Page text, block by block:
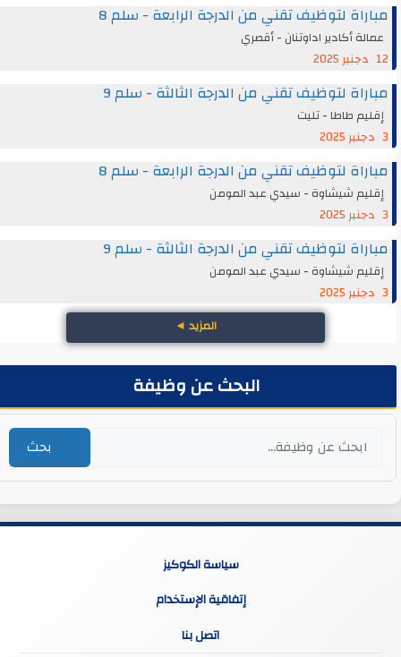
مباراة لتوظيف تقني من الدرجة الرابعة - سلم 8
عمالة أكادير اداوتنان - أقصري
12 دجنبر 2025
مباراة لتوظيف تقني من الدرجة الثالثة - سلم 9
إقليم طاطا - تليت
مباراة لتوظيف تقني من الدرجة الرابعة - سلم 8
إقليم شيشاوة - سيدي عبد المومن
مباراة لتوظيف تقني من الدرجة الثالثة - سلم 9
إقليم شيشاوة - سيدي عبد المومن
المزيد◄
البحث عن وظيفة
بحث
سياسة الكوكيز
إتفاقية الإستخدام
اتصل بنا